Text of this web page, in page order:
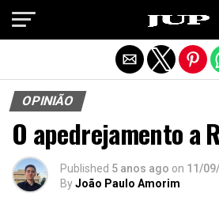
OPINIÃO
O apedrejamento a
Published 5 anos ago on 11/
ByJoão Paulo Amorim
Exit mobile